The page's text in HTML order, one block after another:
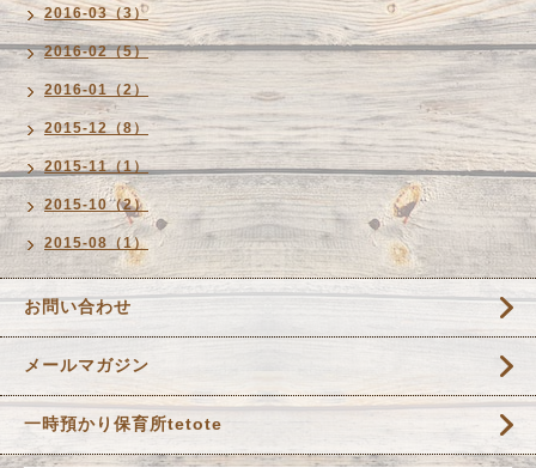
2016-03（3）
2016-02（5）
2016-01（2）
2015-12（8）
2015-11（1）
2015-10（2）
2015-08（1）
お問い合わせ
メールマガジン
一時預かり保育所tetote